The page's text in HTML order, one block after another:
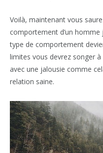
Voilà, maintenant vous
comportement d’un homme
type de comportement
limites vous devrez songer
avec une jalousie comme
relation saine.